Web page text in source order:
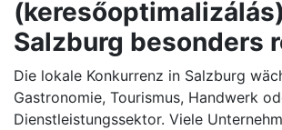
Salzburg besonders
Die lokale Konkurrenz in Salzburg
Gastronomie, Tourismus, Handwerk
Dienstleistungssektor. Viele